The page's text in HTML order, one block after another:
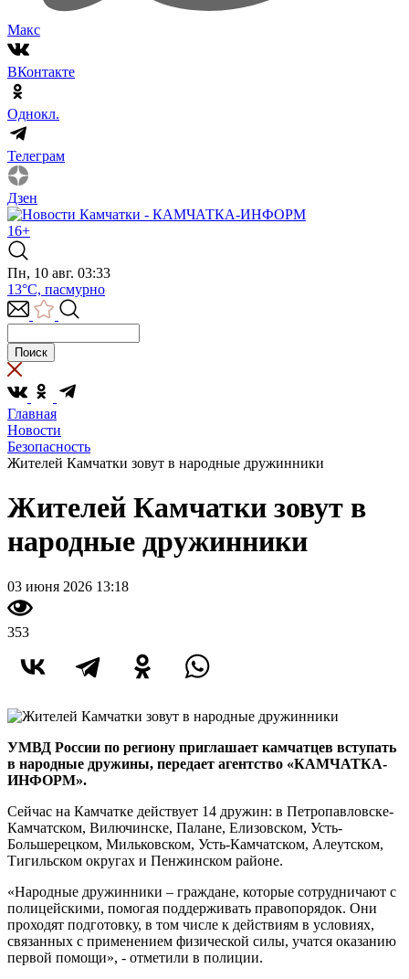
Макс
ВКонтакте
Однокл.
Телеграм
Дзен
16+
Пн, 10 авг. 03:33
13°C, пасмурно
Главная
Новости
Безопасность
Жителей Камчатки зовут в народные дружинники
Жителей Камчатки зовут в
народные дружинники
03 июня 2026 13:18
353
УМВД России по региону приглашает камчатцев вступать
в народные дружины, передает агентство «КАМЧАТКА-
ИНФОРМ».
Сейчас на Камчатке действует 14 дружин: в Петропавловске-
Камчатском, Вилючинске, Палане, Елизовском, Усть-
Большерецком, Мильковском, Усть-Камчатском, Алеутском,
Тигильском округах и Пенжинском районе.
«Народные дружинники – граждане, которые сотрудничают с
полицейскими, помогая поддерживать правопорядок. Они
проходят подготовку, в том числе к действиям в условиях,
связанных с применением физической силы, учатся оказанию
первой помощи», - отметили в полиции.